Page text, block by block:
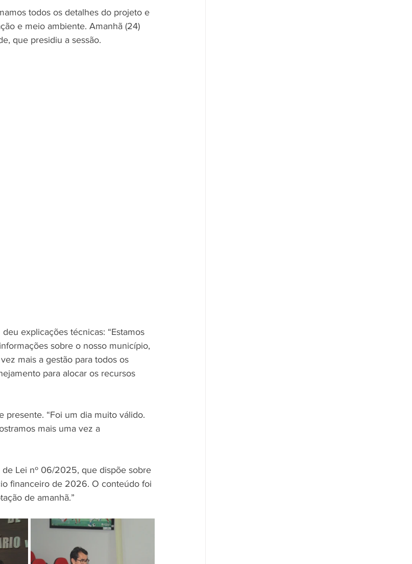
todos os detalhes do projeto e
e meio ambiente. Amanhã (24)
que presidiu a sessão.
explicações técnicas: “Estamos
sobre o nosso município,
mais a gestão para todos os
para alocar os recursos
presente. “Foi um dia muito válido.
mais uma vez a
Lei nº 06/2025, que dispõe sobre
financeiro de 2026. O conteúdo foi
de amanhã.”